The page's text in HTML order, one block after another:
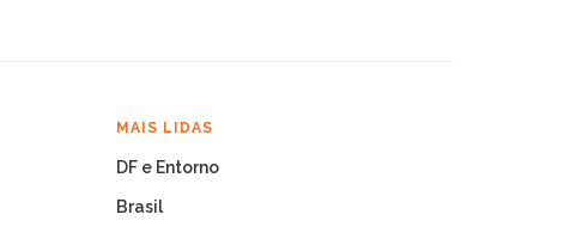
MAIS LIDAS
DF e Entorno
Brasil